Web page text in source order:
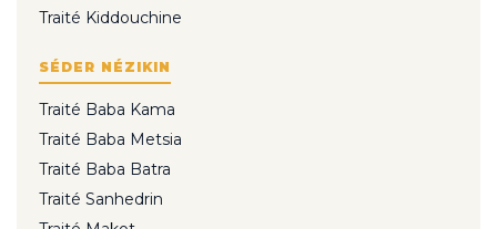
Traité Kiddouchine
SÉDER NÉZIKIN
Traité Baba Kama
Traité Baba Metsia
Traité Baba Batra
Traité Sanhedrin